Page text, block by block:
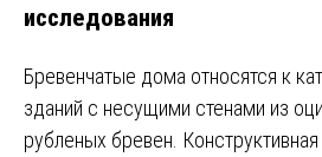
исследования
Бревенчатые дома относятся к
зданий с несущими стенами из
рубленых бревен.